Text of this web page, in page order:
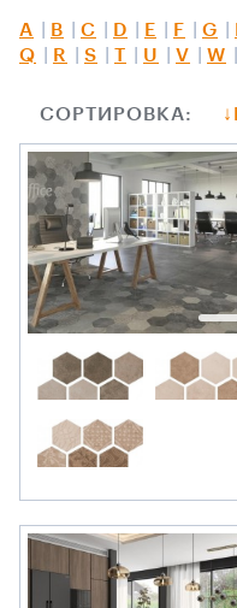
A B C D E F G
Q
R S T U V W
СОРТИРОВКА: